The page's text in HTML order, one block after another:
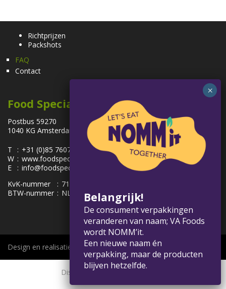
Richtprijzen
Packshots
FAQ
Contact
Food Specialties
Postbus 59270
1040 KG Amsterdam, Nederland
T
: +31 (0)85 7607100
W : www.foodspecialties.eu
E
: info@foodspecialties.eu
KvK-nummer
: 71091963
BTW-nummer : NL858575656.B01
Design en realisatie:
Disclaimer
Belangrijk!
De consument verpakkingen
veranderen van naam; VA Foods
wordt NOMM’it.
Een nieuwe naam én
verpakking, maar de producten
blijven hetzelfde.